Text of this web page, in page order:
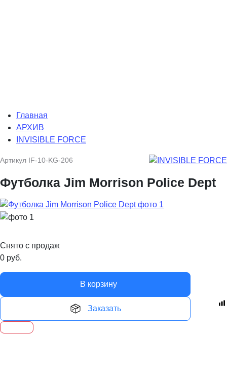
Главная
АРХИВ
INVISIBLE FORCE
Артикул IF-10-KG-206
Футболка Jim Morrison Police Dept
Снято с продаж
0 руб.
В корзину
Заказать